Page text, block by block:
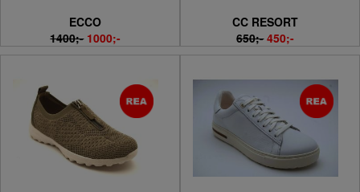
ECCO
1400;- 1000;-
CC RESORT
650;- 450;-